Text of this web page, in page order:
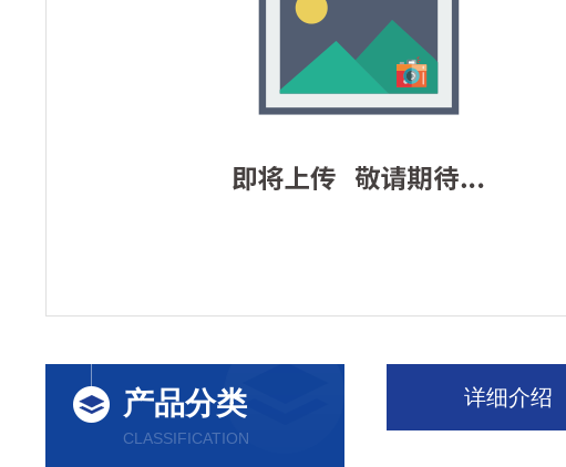
产品分类
CLASSIFICATION
详细介绍